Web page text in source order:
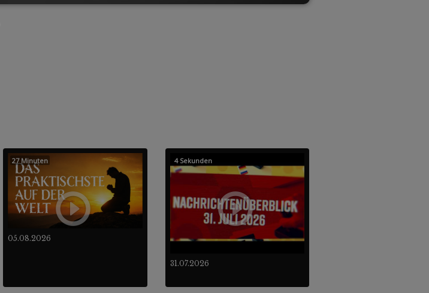
05.08.2026
27 Minuten
31.07.2026
4 Sekunden